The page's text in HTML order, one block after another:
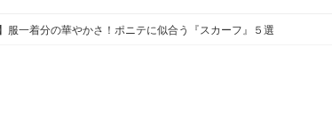
服一着分の華やかさ！ポニテに似合う『スカーフ』５選